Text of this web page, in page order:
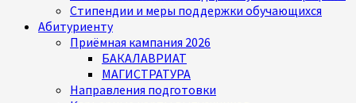
Стипендии и меры поддержки обучающихся
Абитуриенту
Приёмная кампания 2026
БАКАЛАВРИАТ
МАГИСТРАТУРА
Направления подготовки